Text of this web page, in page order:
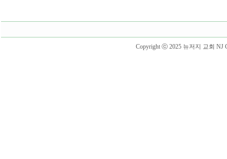
Copyright ⓒ 2025 뉴저지 교회 NJ